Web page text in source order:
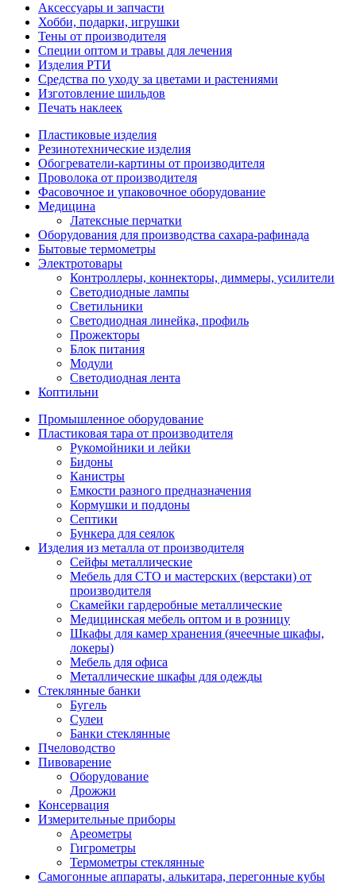
Аксессуары и запчасти
Хобби, подарки, игрушки
Тены от производителя
Специи оптом и травы для лечения
Изделия РТИ
Средства по уходу за цветами и растениями
Изготовление шильдов
Печать наклеек
Пластиковые изделия
Резинотехнические изделия
Обогреватели-картины от производителя
Проволока от производителя
Фасовочное и упаковочное оборудование
Медицина
Латексные перчатки
Оборудования для производства сахара-рафинада
Бытовые термометры
Электротовары
Контроллеры, коннекторы, диммеры, усилители
Светодиодные лампы
Светильники
Светодиодная линейка, профиль
Прожекторы
Блок питания
Модули
Светодиодная лента
Коптильни
Промышленное оборудование
Пластиковая тара от производителя
Рукомойники и лейки
Бидоны
Канистры
Емкости разного предназначения
Кормушки и поддоны
Септики
Бункера для сеялок
Изделия из металла от производителя
Сейфы металлические
Мебель для СТО и мастерских (верстаки) от
производителя
Скамейки гардеробные металлические
Медицинская мебель оптом и в розницу
Шкафы для камер хранения (ячеечные шкафы,
локеры)
Мебель для офиса
Металлические шкафы для одежды
Стеклянные банки
Бугель
Сулеи
Банки стеклянные
Пчеловодство
Пивоварение
Оборудование
Дрожжи
Консервация
Измерительные приборы
Ареометры
Гигрометры
Термометры стеклянные
Самогонные аппараты, алькитара, перегонные кубы